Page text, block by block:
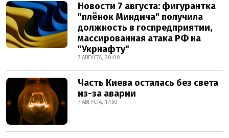
Новости 7 августа: фигурантка
"плёнок Миндича" получила
должность в госпредприятии,
массированная атака РФ на
"Укрнафту"
7 АВГУСТА, 20:00
Часть Киева осталась без света
из-за аварии
7 АВГУСТА, 17:50